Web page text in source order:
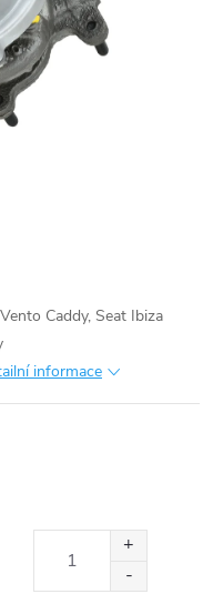
Caddy, Seat Ibiza
informace